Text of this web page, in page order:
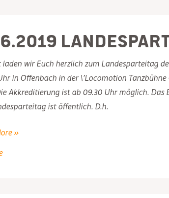
wir Euch herzlich zum Landesparteitag
in Offenbach in der \’Locomotion
Akkreditierung ist ab 09.30 Uhr möglich. Das
ist öffentlich. D.h.
»